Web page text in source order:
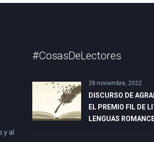
y al
#CosasDeLectores
28 noviembre, 2022
DISCURSO DE
EL PREMIO FIL DE
LENGUAS